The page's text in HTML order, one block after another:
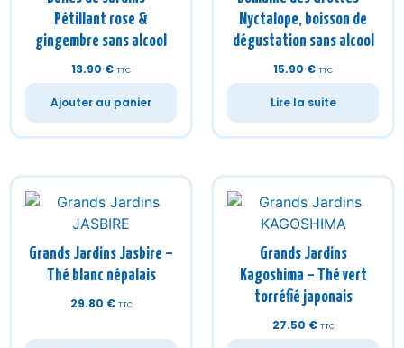
Pétillant rose &
gingembre sans alcool
13.90 € TTC
Ajouter au panier
Nyctalope, boisson de
dégustation sans alcool
15.90 € TTC
Lire la suite
Grands Jardins Jasbire –
Thé blanc népalais
29.80 € TTC
Grands Jardins
Kagoshima – Thé vert
torréfié japonais
27.50 € TTC